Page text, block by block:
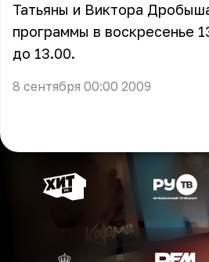
Татьяны и Виктора
программы в воскресенье
до 13.00.
8 сентября 00:00 2009